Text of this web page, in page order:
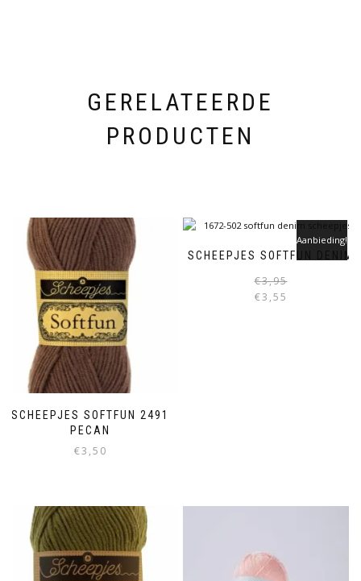
GERELATEERDE
PRODUCTEN
SCHEEPJES SOFTFUN 2491
PECAN
€3,50
SCHEEPJES SOFTFUN DENIM
Aanbieding!
€3,95
€3,55